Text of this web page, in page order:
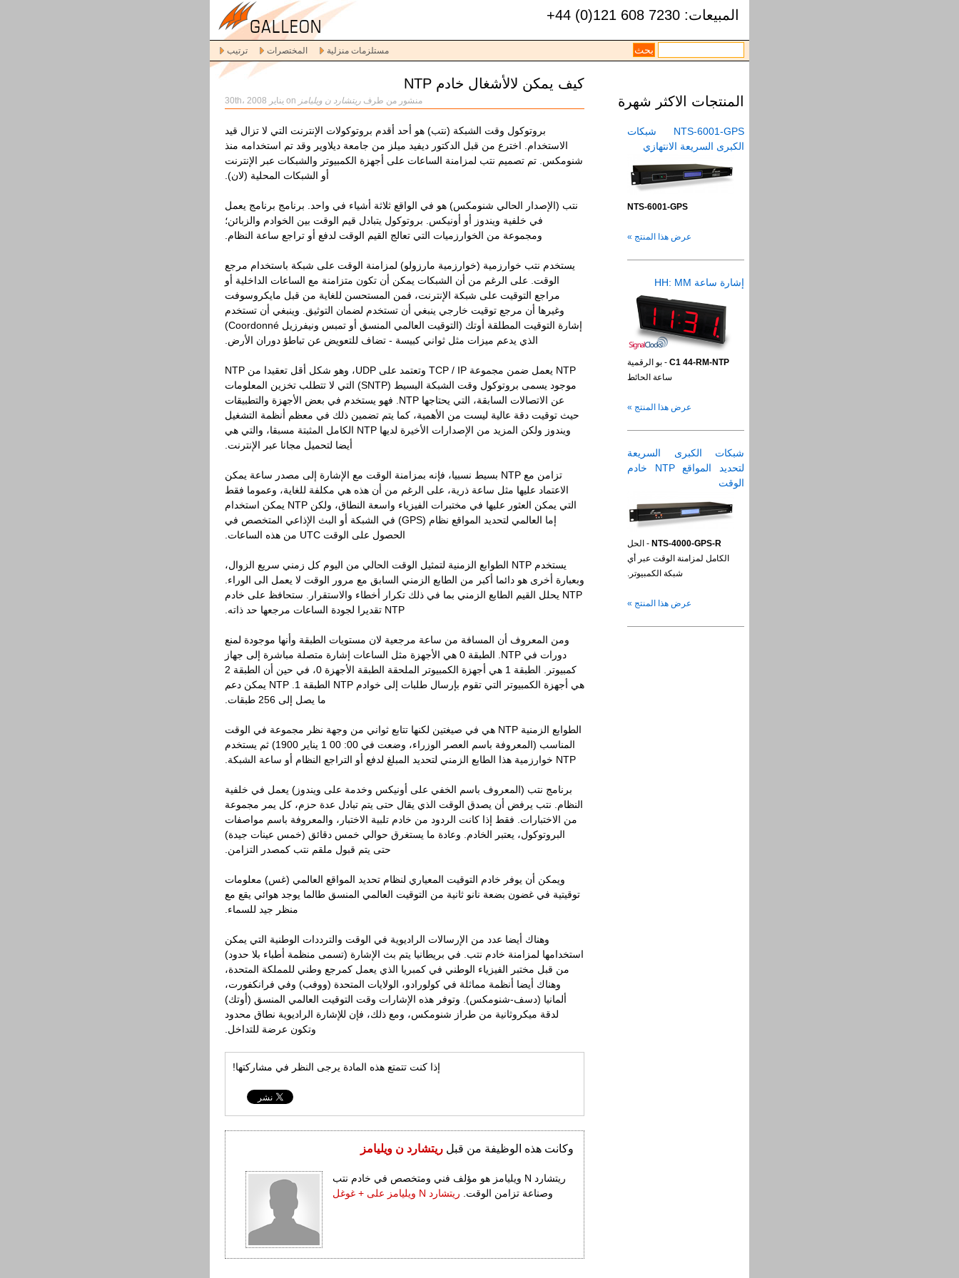
المبيعات: +44 (0)121 608 7230
مستلزمات منزلية المختصرات ترتيب
كيف يمكن لالأشغال خادم NTP
منشور من طرف ريتشارد ن ويليامز
بروتوكول وقت الشبكة (نتب) هو أحد أقدم بروتوكولات الإنترنت التي لا تزال قيد
الاستخدام. اخترع من قبل الدكتور ديفيد ميلز من جامعة ديلاوير وقد تم استخدامه منذ
شنومكس. تم تصميم نتب لمزامنة الساعات على أجهزة الكمبيوتر والشبكات عبر الإنترنت
أو الشبكات المحلية (لان).
نتب (الإصدار الحالي شنومكس) هو في الواقع ثلاثة أشياء في واحد. برنامج برنامج يعمل
في خلفية ويندوز أو أونيكس. بروتوكول يتبادل قيم الوقت بين الخوادم والزبائن؛
ومجموعة من الخوارزميات التي تعالج القيم الوقت لدفع أو تراجع ساعة النظام.
يستخدم نتب خوارزمية (خوارزمية مارزولو) لمزامنة الوقت على شبكة باستخدام مرجع
الوقت. على الرغم من أن الشبكات يمكن أن تكون متزامنة مع الساعات الداخلية أو
مراجع التوقيت على شبكة الإنترنت، فمن المستحسن للغاية من قبل مايكروسوفت
وغيرها أن مرجع توقيت خارجي ينبغي أن تستخدم لضمان التوثيق. وينبغي أن تستخدم
إشارة التوقيت المطلقة أوتك (التوقيت العالمي المنسق أو تمبس ونيفرزيل Coordonné)
الذي يدعم ميزات مثل ثواني كبيسة - تضاف للتعويض عن تباطؤ دوران الأرض.
NTP يعمل ضمن مجموعة TCP / IP وتعتمد على UDP، وهو شكل أقل تعقيدا من NTP
موجود يسمى بروتوكول وقت الشبكة البسيط (SNTP) التي لا تتطلب تخزين المعلومات
عن الاتصالات السابقة، التي يحتاجها NTP. فهو يستخدم في بعض الأجهزة والتطبيقات
حيث توقيت دقة عالية ليست من الأهمية، كما يتم تضمين ذلك في معظم أنظمة التشغيل
ويندوز ولكن المزيد من الإصدارات الأخيرة لديها NTP الكامل المثبتة مسبقا، والتي هي
أيضا لتحميل مجانا عبر الإنترنت.
تزامن مع NTP بسيط نسبيا، فإنه بمزامنة الوقت مع الإشارة إلى مصدر ساعة يمكن
الاعتماد عليها مثل ساعة ذرية، على الرغم من أن هذه هي مكلفة للغاية، وعموما فقط
التي يمكن العثور عليها في مختبرات الفيزياء واسعة النطاق، ولكن NTP يمكن استخدام
إما العالمي لتحديد المواقع نظام (GPS) في الشبكة أو البث الإذاعي المتخصص في
الحصول على الوقت UTC من هذه الساعات.
يستخدم NTP الطوابع الزمنية لتمثيل الوقت الحالي من اليوم كل زمني سريع الزوال،
وبعبارة أخرى هو دائما أكبر من الطابع الزمني السابق مع مرور الوقت لا يعمل الى الوراء.
NTP يحلل القيم الطابع الزمني بما في ذلك تكرار أخطاء والاستقرار. ستحافظ على خادم
NTP تقديرا لجودة الساعات مرجعها حد ذاته.
ومن المعروف أن المسافة من ساعة مرجعية لان مستويات الطبقة وأنها موجودة لمنع
دورات في NTP. الطبقة 0 هي الأجهزة مثل الساعات إشارة متصلة مباشرة إلى جهاز
كمبيوتر. الطبقة 1 هي أجهزة الكمبيوتر الملحقة الطبقة الأجهزة 0، في حين أن الطبقة 2
هي أجهزة الكمبيوتر التي تقوم بإرسال طلبات إلى خوادم NTP الطبقة 1. NTP يمكن دعم
ما يصل إلى 256 طبقات.
الطوابع الزمنية NTP هي في صيغتين لكنها تتابع ثواني من وجهة نظر مجموعة في الوقت
المناسب (المعروفة باسم العصر الوزراء، وضعت في 00: 00 1 يناير 1900) ثم يستخدم
NTP خوارزمية هذا الطابع الزمني لتحديد المبلغ لدفع أو التراجع النظام أو ساعة الشبكة.
برنامج نتب (المعروف باسم الخفي على أونيكس وخدمة على ويندوز) يعمل في خلفية
النظام. نتب يرفض أن يصدق الوقت الذي يقال حتى يتم تبادل عدة حزم، كل يمر مجموعة
من الاختبارات. فقط إذا كانت الردود من خادم تلبية الاختبار، والمعروفة باسم مواصفات
البروتوكول، يعتبر الخادم. وعادة ما يستغرق حوالي خمس دقائق (خمس عينات جيدة)
حتى يتم قبول ملقم نتب كمصدر التزامن.
ويمكن أن يوفر خادم التوقيت المعياري لنظام تحديد المواقع العالمي (غس) معلومات
توقيتية في غضون بضعة نانو ثانية من التوقيت العالمي المنسق طالما يوجد هوائي يقع مع
منظر جيد للسماء.
وهناك أيضا عدد من الإرسالات الراديوية في الوقت والترددات الوطنية التي يمكن
استخدامها لمزامنة خادم نتب. في بريطانيا يتم بث الإشارة (تسمى منظمة أطباء بلا حدود)
من قبل مختبر الفيزياء الوطني في كمبريا الذي يعمل كمرجع وطني للمملكة المتحدة،
وهناك أيضا أنظمة مماثلة في كولورادو، الولايات المتحدة (ووفب) وفي فرانكفورت،
ألمانيا (دسف-شنومكس). وتوفر هذه الإشارات وقت التوقيت العالمي المنسق (أوتك)
لدقة ميكروثانية من طراز شنومكس، ومع ذلك، فإن للإشارة الراديوية نطاق محدود
وتكون عرضة للتداخل.
إذا كنت تتمتع هذه المادة يرجى النظر في مشاركتها!
وكانت هذه الوظيفة من قبل ريتشارد ن ويليامز
ريتشارد N ويليامز هو مؤلف فني ومتخصص في خادم نتب
وصناعة تزامن الوقت. ريتشارد N ويليامز على + غوغل
المنتجات الاكثر شهرة
NTS-6001-GPS شبكات
الكبرى السريعة الانتهازي
NTS-6001-GPS
عرض هذا المنتج »
إشارة ساعة HH: MM
C1 44-RM-NTP- بو الرقمية
ساعة الحائط
عرض هذا المنتج »
شبكات الكبرى السريعة
لتحديد المواقع NTP خادم
الوقت
NTS-4000-GPS-R- الحل
الكامل لمزامنة الوقت عبر أي
شبكة الكمبيوتر.
عرض هذا المنتج »